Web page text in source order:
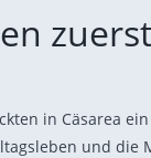
in Cäsarea
und die